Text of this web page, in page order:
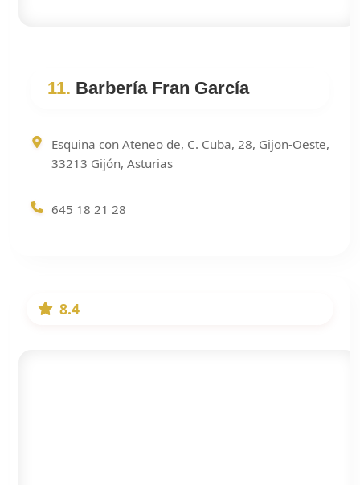
11. Barbería Fran García
Esquina con Ateneo de, C. Cuba, 28, Gijon-Oeste,
33213 Gijón, Asturias
645 18 21 28
8.4